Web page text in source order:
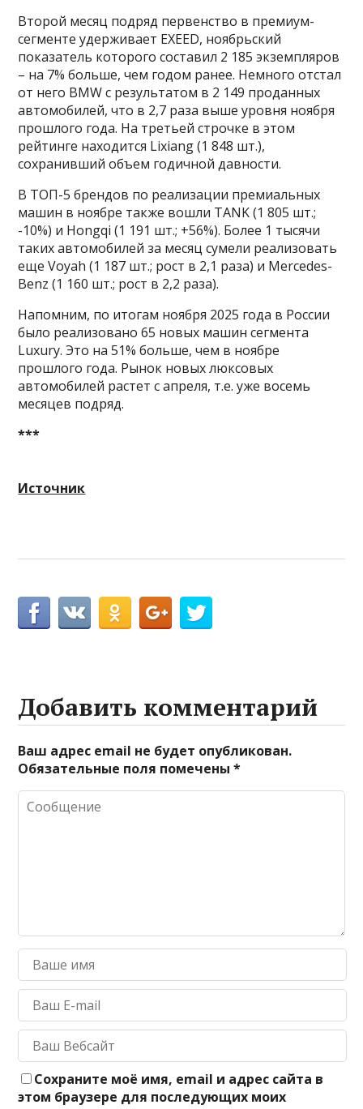
Второй месяц подряд первенство в премиум-
сегменте удерживает EXEED, ноябрьский
показатель которого составил 2 185 экземпляров
– на 7% больше, чем годом ранее. Немного отстал
от него BMW с результатом в 2 149 проданных
автомобилей, что в 2,7 раза выше уровня ноября
прошлого года. На третьей строчке в этом
рейтинге находится Lixiang (1 848 шт.),
сохранивший объем годичной давности.
В ТОП-5 брендов по реализации премиальных
машин в ноябре также вошли TANK (1 805 шт.;
-10%) и Hongqi (1 191 шт.; +56%). Более 1 тысячи
таких автомобилей за месяц сумели реализовать
еще Voyah (1 187 шт.; рост в 2,1 раза) и Mercedes-
Benz (1 160 шт.; рост в 2,2 раза).
Напомним, по итогам ноября 2025 года в России
было реализовано 65 новых машин сегмента
Luxury. Это на 51% больше, чем в ноябре
прошлого года. Рынок новых люксовых
автомобилей растет с апреля, т.е. уже восемь
месяцев подряд.
***
Источник
Добавить комментарий
Ваш адрес email не будет опубликован.
Обязательные поля помечены*
Сохраните моё имя, email и адрес сайта в
этом браузере для последующих моих